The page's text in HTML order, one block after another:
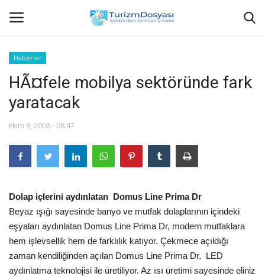
Anasayfa
Bize Ulaşın
Halil ÖNCÜ kimdir?
KVKK Aydınlatma Metni
Haberler
Görüntülü
Haberler
HÃ¤fele mobilya sektöründe fark
yaratacak
Ekim 9, 2008 - 08:47
Dolap içlerini aydınlatan Domus Line Prima Dr
Beyaz ışığı sayesinde banyo ve mutfak dolaplarının içindeki
eşyaları aydınlatan Domus Line Prima Dr, modern mutfaklara
hem işlevsellik hem de farklılık katıyor. Çekmece açıldığı
zaman kendiliğinden açılan Domus Line Prima Dr, LED
aydınlatma teknolojisi ile üretiliyor. Az ısı üretimi sayesinde eliniz